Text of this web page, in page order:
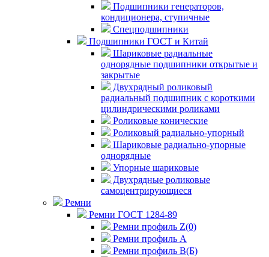
Подшипники генераторов,
кондиционера, ступичные
Спецподшипники
Подшипники ГОСТ и Китай
Шариковые радиальные
однорядные подшипники открытые и
закрытые
Двухрядный роликовый
радиальный подшипник с короткими
цилиндрическими роликами
Роликовые конические
Роликовый радиально-упорный
Шариковые радиально-упорные
однорядные
Упорные шариковые
Двухрядные роликовые
самоцентрирующиеся
Ремни
Ремни ГОСТ 1284-89
Ремни профиль Z(0)
Ремни профиль А
Ремни профиль В(Б)